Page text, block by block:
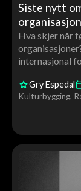
Siste nytt
Hva skjer når
internasjonal
hvorfor
veggen.
Gry Espedal
Kulturbygging